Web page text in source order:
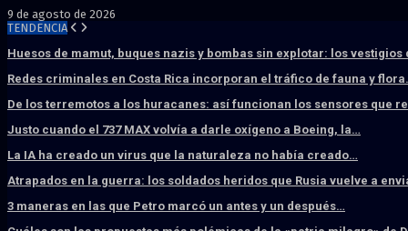
9 de agosto de 2026
TENDENCIA
Huesos de mamut, buques nazis y bombas sin explotar: los vestigios
Redes criminales en Costa Rica incorporan el tráfico de fauna y
De los terremotos a los huracanes: así funcionan los sensores que
Justo cuando el 737 MAX volvía a darle oxígeno a Boeing, la…
La IA ha creado un virus que la naturaleza no había creado…
Atrapados en la guerra: los soldados heridos que Rusia vuelve a
3 maneras en las que Petro marcó un antes y un después…